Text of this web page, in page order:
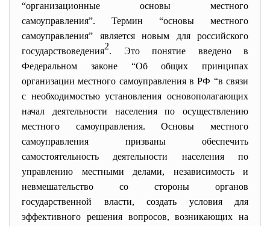
“организационные основы местного
самоуправления”. Термин “основы местного
самоуправления” является новым для российского
государствоведения2. Это понятие введено в
Федеральном законе “Об общих принципах
организации местного самоуправления в РФ “в связи
с необходимостью установления основополагающих
начал деятельности населения по осуществлению
местного самоуправления. Основы местного
самоуправления призваны обеспечить
самостоятельность деятельности населения по
управлению местными делами, независимость и
невмешательство со стороны органов
государственной власти, создать условия для
эффективного решения вопросов, возникающих на